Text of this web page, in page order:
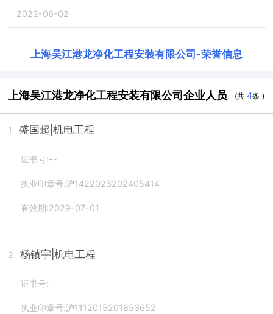
2022-06-02
上海吴江港龙净化工程安装有限公司 -荣誉信息
上海吴江港龙净化工程安装有限公司企业人员 (共4条 )
1 盛国超 |机电工程
证书号:--
执业印章号:沪1422023202405414
有效期:2029-07-01
2 杨镇宇 |机电工程
证书号:--
执业印章号:沪1112015201853652